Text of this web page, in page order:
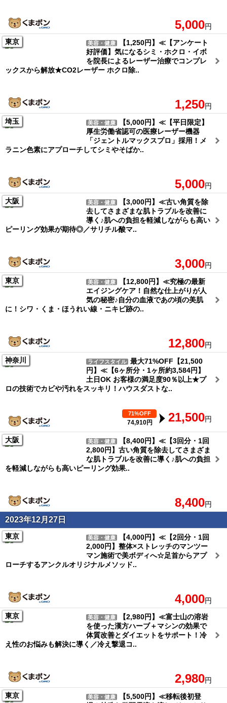
5,000円
東京
美容・健康
【1,250円】≪【アンケート
好評価】気になるシミ・ホクロ・イボ
を院長によるレーザー治療でコンプレ
ックスから解放★CO2レーザー ホクロ除..
1,250円
埼玉
美容・健康
【5,000円】≪【平日限定】
厚生労働省認可の医療レーザー機器
「ジェントルマックスプロ」採用！メ
ラニン色素にアプローチしてシミやそばか..
5,000円
大阪
美容・健康
【3,000円】≪古い角質を除
去してさまざまな肌トラブルを改善に
導く♪肌への負担を軽減しながらも高い
ピーリング効果が期待◎／サリチル酸マ..
3,000円
東京
美容・健康
【12,800円】≪究極の最新
エイジングケア！自然な仕上がりが人
気の秘密♪自分の血液であの頃の美肌
に！シワ・くま・ほうれい線・ニキビ跡の..
12,800円
神奈川
ライフスタイル 最大71%OFF【21,500
円】≪【6ヶ所分・1ヶ所約3,584円】
土日OK お客様の満足度90％以上★プ
ロの技術でカビや汚れをスッキリ！ハウスダストな..
71%OFF
74,910円 21,500円
大阪 美容・健康
【8,400円】≪【3回分・1回
2,800円】古い角質を除去してさまざま
な肌トラブルを改善に導く♪肌への負担
を軽減しながらも高いピーリング効果..
8,400円
2023年12月27日
東京 美容・健康
【4,000円】≪【2回分・1回
2,000円】整体×ストレッチのマンツー
マン施術で美ボディへ☆足首からアプ
ローチするアンクルオリジナルメソッド..
4,000円
東京
美容・健康
【2,980円】≪富士山の溶岩
を使った漢方ハーブ＋マシンの効果で
体質改善とダイエットをサポート！冷
え性のお悩みも解決に導く／冷え撃退コ..
2,980円
東京
美容・健康
【5,500円】≪移転後初登